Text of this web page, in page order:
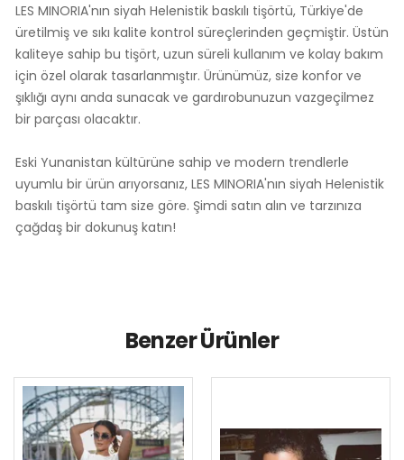
LES MINORIA'nın siyah Helenistik baskılı tişörtü, Türkiye'de
üretilmiş ve sıkı kalite kontrol süreçlerinden geçmiştir. Üstün
kaliteye sahip bu tişört, uzun süreli kullanım ve kolay bakım
için özel olarak tasarlanmıştır. Ürünümüz, size konfor ve
şıklığı aynı anda sunacak ve gardırobunuzun vazgeçilmez
bir parçası olacaktır.
Eski Yunanistan kültürüne sahip ve modern trendlerle
uyumlu bir ürün arıyorsanız, LES MINORIA'nın siyah Helenistik
baskılı tişörtü tam size göre. Şimdi satın alın ve tarzınıza
çağdaş bir dokunuş katın!
Benzer Ürünler